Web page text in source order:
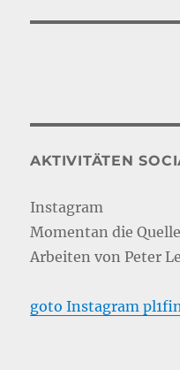
AKTIVITÄTEN
Instagram
Momentan die
Arbeiten von Peter
goto Instagram